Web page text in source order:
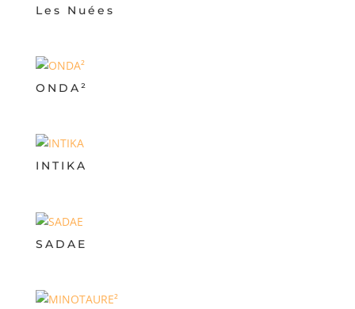
Les Nuées
ONDA²
INTIKA
SADAE